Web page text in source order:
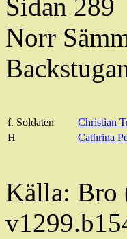
Sidan 289
Norr
f. Soldaten Christian
H
Cathrina
Källa: